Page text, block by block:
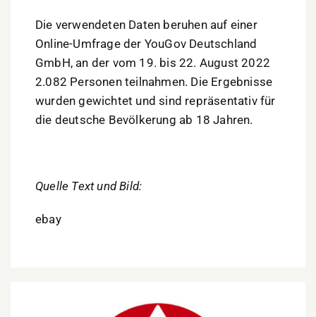
Die verwendeten Daten beruhen auf einer
Online-Umfrage der YouGov Deutschland
GmbH, an der vom 19. bis 22. August 2022
2.082 Personen teilnahmen. Die Ergebnisse
wurden gewichtet und sind repräsentativ für
die deutsche Bevölkerung ab 18 Jahren.
Quelle Text und Bild:
ebay